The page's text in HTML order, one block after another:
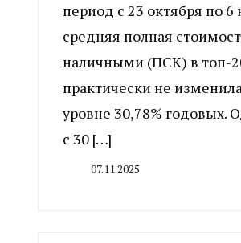
период с 23 октября по 6
средняя полная
наличными (ПСК) в топ-
практически не
уровне 30,78% годовых.
с 30 […]
07.11.2025